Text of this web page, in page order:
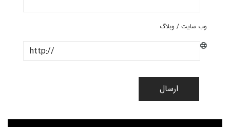
وب سایت / وبلاگ
ارسال